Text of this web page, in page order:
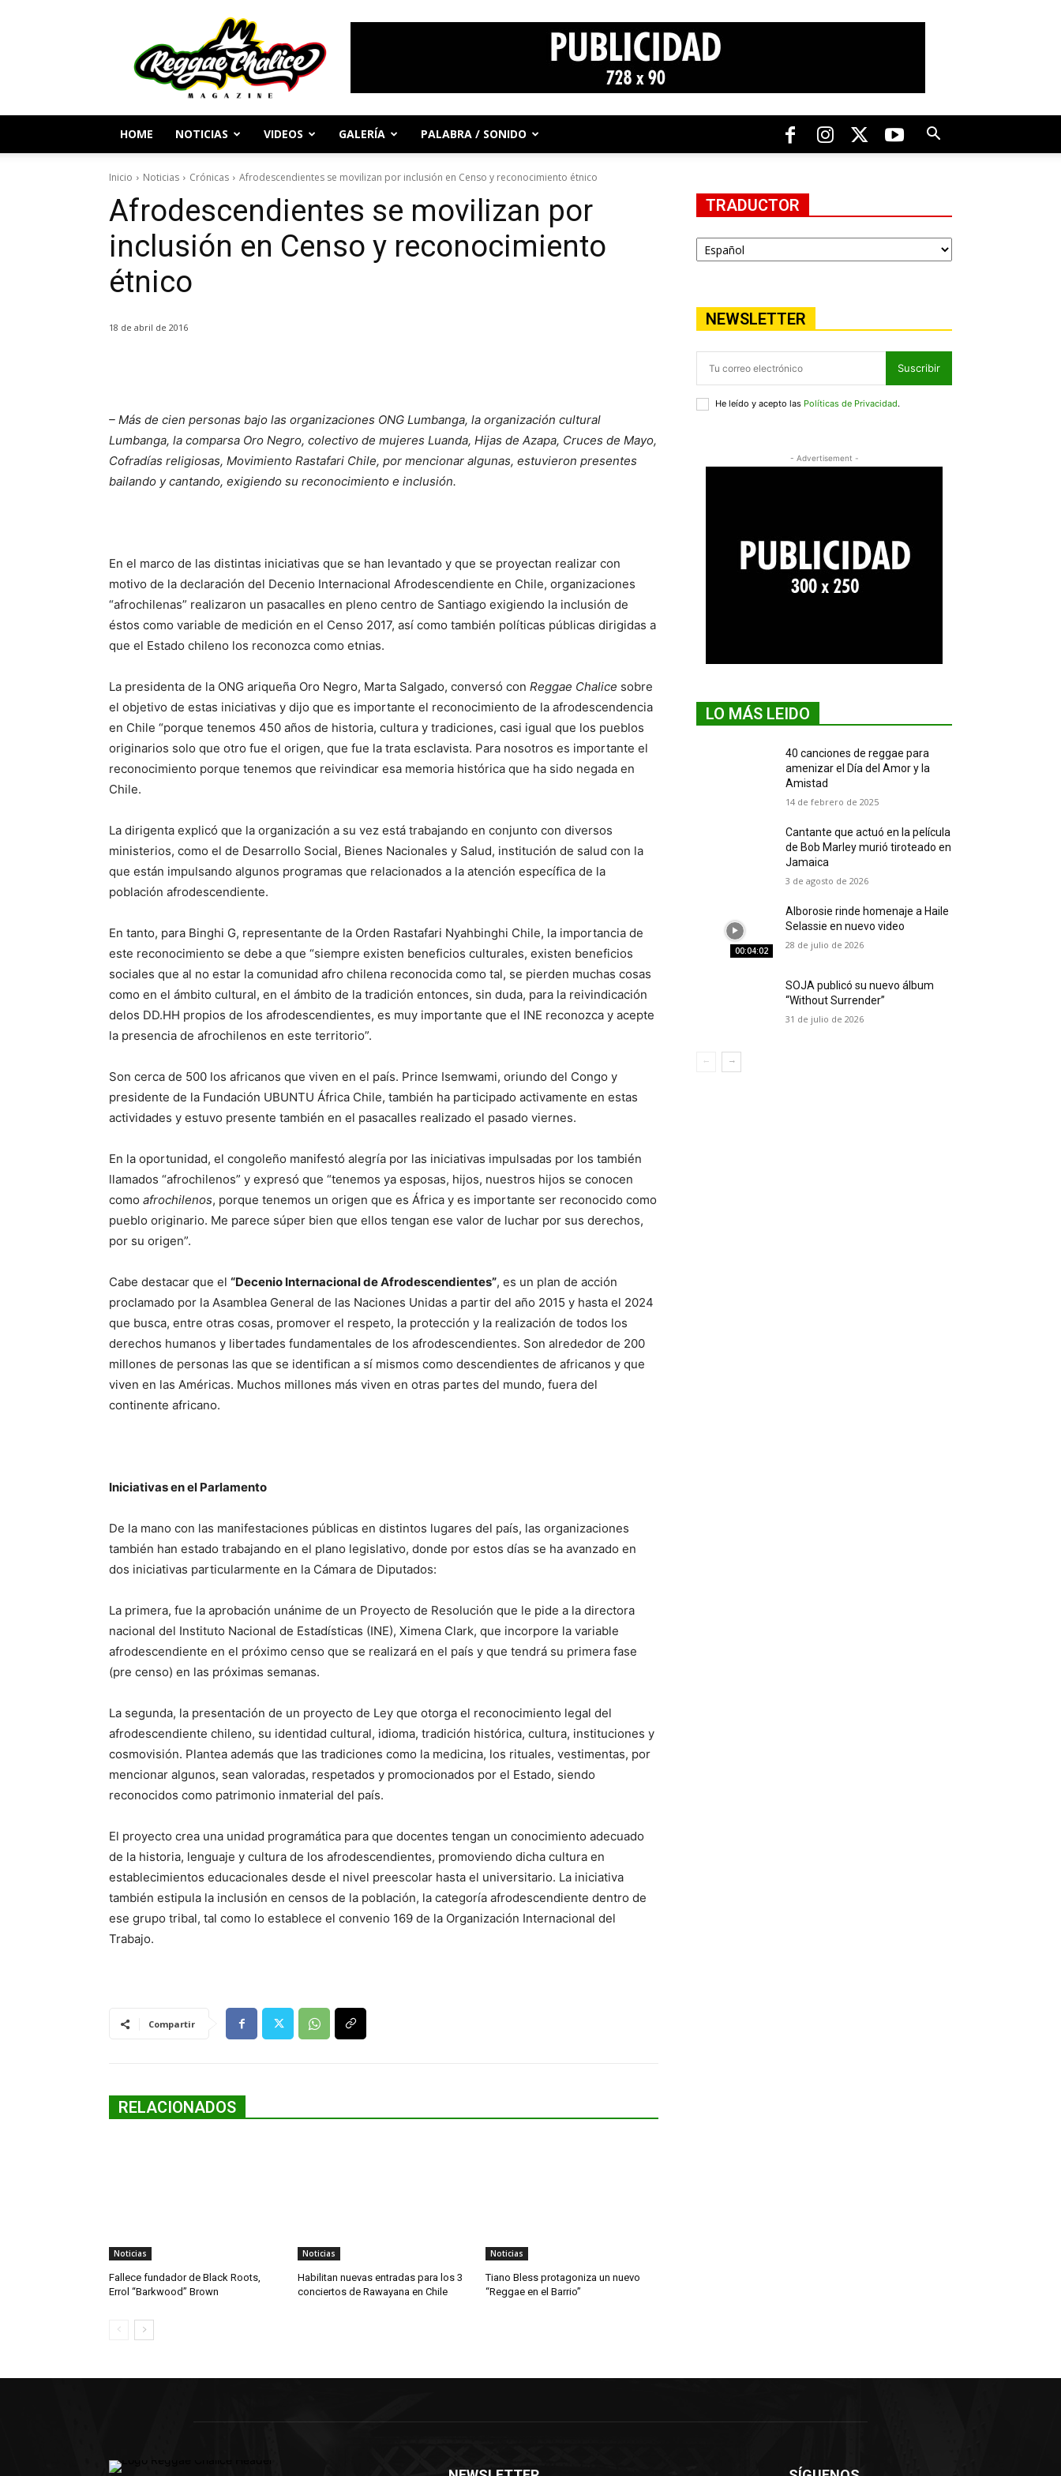
Periodismo
y
Cultura
Reggae
HOME NOTICIAS VIDEOS GALERÍA PALABRA / SONIDO
Inicio Noticias Crónicas Afrodescendientes se movilizan por inclusión en Censo y reconocimiento étnico
Afrodescendientes se movilizan por
inclusión en Censo y reconocimiento
étnico
18 de abril de 2016
– Más de cien personas bajo las organizaciones ONG Lumbanga, la organización cultural
Lumbanga, la comparsa Oro Negro, colectivo de mujeres Luanda, Hijas de Azapa, Cruces de Mayo,
Cofradías religiosas, Movimiento Rastafari Chile, por mencionar algunas, estuvieron presentes
bailando y cantando, exigiendo su reconocimiento e inclusión.
En el marco de las distintas iniciativas que se han levantado y que se proyectan realizar con
motivo de la declaración del Decenio Internacional Afrodescendiente en Chile, organizaciones
“afrochilenas” realizaron un pasacalles en pleno centro de Santiago exigiendo la inclusión de
éstos como variable de medición en el Censo 2017, así como también políticas públicas dirigidas a
que el Estado chileno los reconozca como etnias.
La presidenta de la ONG ariqueña Oro Negro, Marta Salgado, conversó con Reggae Chalice sobre
el objetivo de estas iniciativas y dijo que es importante el reconocimiento de la afrodescendencia
en Chile “porque tenemos 450 años de historia, cultura y tradiciones, casi igual que los pueblos
originarios solo que otro fue el origen, que fue la trata esclavista. Para nosotros es importante el
reconocimiento porque tenemos que reivindicar esa memoria histórica que ha sido negada en
Chile.
La dirigenta explicó que la organización a su vez está trabajando en conjunto con diversos
ministerios, como el de Desarrollo Social, Bienes Nacionales y Salud, institución de salud con la
que están impulsando algunos programas que relacionados a la atención específica de la
población afrodescendiente.
En tanto, para Binghi G, representante de la Orden Rastafari Nyahbinghi Chile, la importancia de
este reconocimiento se debe a que “siempre existen beneficios culturales, existen beneficios
sociales que al no estar la comunidad afro chilena reconocida como tal, se pierden muchas cosas
como en el ámbito cultural, en el ámbito de la tradición entonces, sin duda, para la reivindicación
delos DD.HH propios de los afrodescendientes, es muy importante que el INE reconozca y acepte
la presencia de afrochilenos en este territorio”.
Son cerca de 500 los africanos que viven en el país. Prince Isemwami, oriundo del Congo y
presidente de la Fundación UBUNTU África Chile, también ha participado activamente en estas
actividades y estuvo presente también en el pasacalles realizado el pasado viernes.
En la oportunidad, el congoleño manifestó alegría por las iniciativas impulsadas por los también
llamados “afrochilenos” y expresó que “tenemos ya esposas, hijos, nuestros hijos se conocen
como afrochilenos, porque tenemos un origen que es África y es importante ser reconocido como
pueblo originario. Me parece súper bien que ellos tengan ese valor de luchar por sus derechos,
por su origen”.
Cabe destacar que el “Decenio Internacional de Afrodescendientes”, es un plan de acción
proclamado por la Asamblea General de las Naciones Unidas a partir del año 2015 y hasta el 2024
que busca, entre otras cosas, promover el respeto, la protección y la realización de todos los
derechos humanos y libertades fundamentales de los afrodescendientes. Son alrededor de 200
millones de personas las que se identifican a sí mismos como descendientes de africanos y que
viven en las Américas. Muchos millones más viven en otras partes del mundo, fuera del
continente africano.
Iniciativas en el Parlamento
De la mano con las manifestaciones públicas en distintos lugares del país, las organizaciones
también han estado trabajando en el plano legislativo, donde por estos días se ha avanzado en
dos iniciativas particularmente en la Cámara de Diputados:
La primera, fue la aprobación unánime de un Proyecto de Resolución que le pide a la directora
nacional del Instituto Nacional de Estadísticas (INE), Ximena Clark, que incorpore la variable
afrodescendiente en el próximo censo que se realizará en el país y que tendrá su primera fase
(pre censo) en las próximas semanas.
La segunda, la presentación de un proyecto de Ley que otorga el reconocimiento legal del
afrodescendiente chileno, su identidad cultural, idioma, tradición histórica, cultura, instituciones y
cosmovisión. Plantea además que las tradiciones como la medicina, los rituales, vestimentas, por
mencionar algunos, sean valoradas, respetados y promocionados por el Estado, siendo
reconocidos como patrimonio inmaterial del país.
El proyecto crea una unidad programática para que docentes tengan un conocimiento adecuado
de la historia, lenguaje y cultura de los afrodescendientes, promoviendo dicha cultura en
establecimientos educacionales desde el nivel preescolar hasta el universitario. La iniciativa
también estipula la inclusión en censos de la población, la categoría afrodescendiente dentro de
ese grupo tribal, tal como lo establece el convenio 169 de la Organización Internacional del
Trabajo.
Compartir
RELACIONADOS
Noticias
Fallece fundador de Black Roots,
Errol “Barkwood” Brown
Noticias
Habilitan nuevas entradas para los 3
conciertos de Rawayana en Chile
Noticias
Tiano Bless protagoniza un nuevo
“Reggae en el Barrio”
TRADUCTOR
NEWSLETTER
Suscribir
He leído y acepto las Políticas de Privacidad.
- Advertisement -
LO MÁS LEIDO
40 canciones de reggae para
amenizar el Día del Amor y la
Amistad
14 de febrero de 2025
Cantante que actuó en la película
de Bob Marley murió tiroteado en
Jamaica
3 de agosto de 2026
00:04:02
Alborosie rinde homenaje a Haile
Selassie en nuevo video
28 de julio de 2026
SOJA publicó su nuevo álbum
“Without Surrender”
31 de julio de 2026